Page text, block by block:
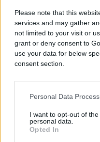
Please note that this
services and may gather
not limited to your visit or
grant or deny consent to
use your data for below
consent section.
Personal Data
I want to opt-out of
personal data.
Opted In
#Novak Đoković